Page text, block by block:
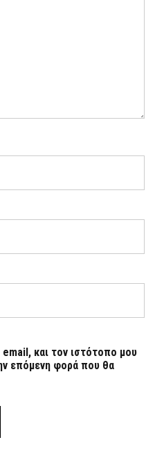
και τον ιστότοπο μου
επόμενη φορά που θα